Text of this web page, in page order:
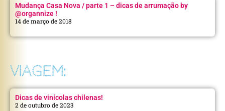
Mudança Casa Nova / parte 1 – dicas de arrumação by
@organnize !
14 de março de 2018
VIAGEM:
Dicas de vinícolas chilenas!
2 de outubro de 2023